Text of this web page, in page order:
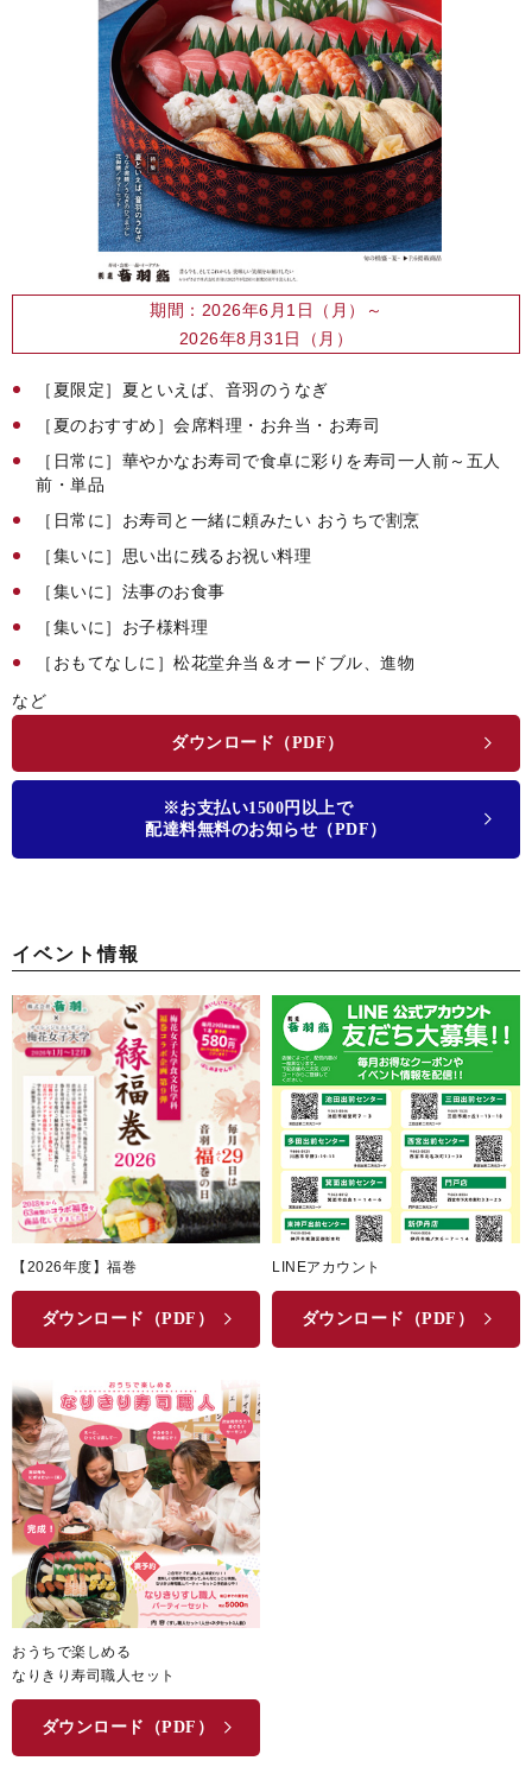
期間：2026年6月1日（月）～
2026年8月31日（月）
［夏限定］夏といえば、音羽のうなぎ
［夏のおすすめ］会席料理・お弁当・お寿司
［日常に］華やかなお寿司で食卓に彩りを寿司一人前～五人
前・単品
［日常に］お寿司と一緒に頼みたい おうちで割烹
［集いに］思い出に残るお祝い料理
［集いに］法事のお食事
［集いに］お子様料理
［おもてなしに］松花堂弁当＆オードブル、進物
など
ダウンロード（PDF）
※お支払い1500円以上で
配達料無料のお知らせ（PDF）
イベント情報
【2026年度】福巻
ダウンロード（PDF）
LINEアカウント
ダウンロード（PDF）
おうちで楽しめる
なりきり寿司職人セット
ダウンロード（PDF）